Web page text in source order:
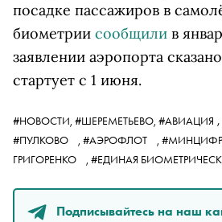
посадке пассажиров в
биометрии сообщили в
заявлении аэропорта
стартует с 1 июня.
#НОВОСТИ, #ШЕРЕМЕТЬЕВО, #АВИАЦИЯ ,
#ПУЛКОВО
, #АЭРОФЛОТ ,
ГРИГОРЕНКО
, #ЕДИНАЯ
Подписывайтесь на наш